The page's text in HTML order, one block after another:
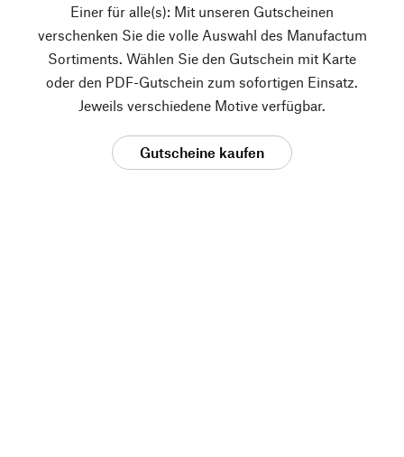
Einer für alle(s): Mit unseren Gutscheinen
verschenken Sie die volle Auswahl des Manufactum
Sortiments. Wählen Sie den Gutschein mit Karte
oder den PDF-Gutschein zum sofortigen Einsatz.
Jeweils verschiedene Motive verfügbar.
Gutscheine kaufen